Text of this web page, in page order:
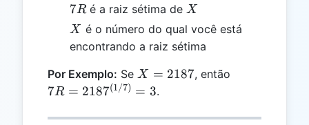
7R
7Ré a raiz sétima deX
X
X
X é o número do qual você está
encontrando a raiz sétima
Por Exemplo: Se X =
2187
X = 2187, então
7R = 2187(1/7) = 3.